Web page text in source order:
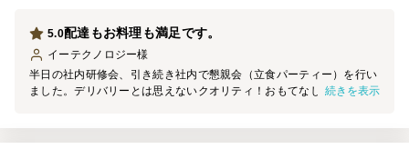
配達もお料理も満足です。
5.0
イーテクノロジー様
半日の社内研修会、引き続き社内で懇親会（立食パーティー）を行い
ました。デリバリーとは思えないクオリティ！おもてなしのお料理が
続きを表示